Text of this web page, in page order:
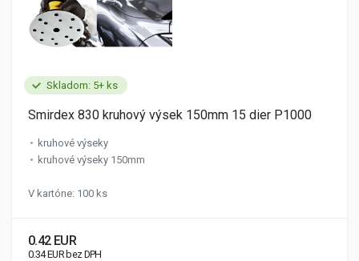
Skladom: 5+ ks
Smirdex 830 kruhový výsek 150mm 15 dier P1000
kruhové výseky
kruhové výseky 150mm
V kartóne: 100 ks
0.42 EUR
0.34 EUR bez DPH